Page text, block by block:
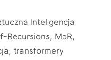
Inteligencja
Recursions, MoR,
, transformery